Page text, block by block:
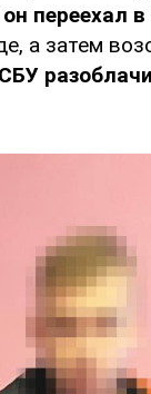
переехал в
а затем